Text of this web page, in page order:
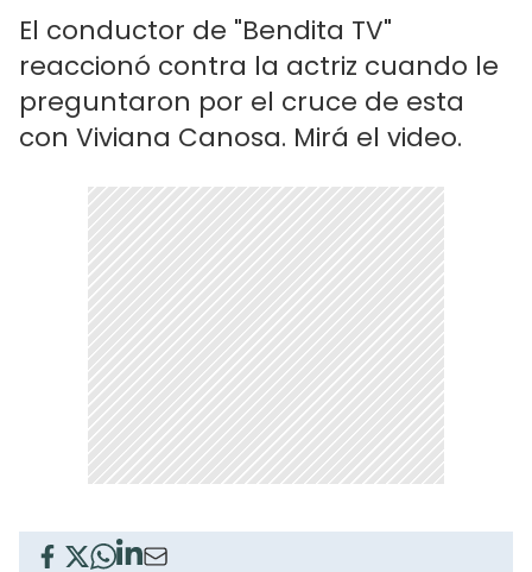
El conductor de "Bendita TV"
reaccionó contra la actriz cuando le
preguntaron por el cruce de esta
con Viviana Canosa. Mirá el video.